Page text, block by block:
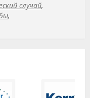
случай,
,